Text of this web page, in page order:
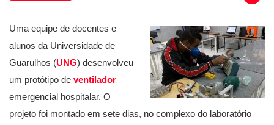
Uma equipe de docentes e
alunos da Universidade de
Guarulhos (UNG) desenvolveu
um protótipo de ventilador
emergencial hospitalar. O
projeto foi montado em sete dias, no complexo do laboratório